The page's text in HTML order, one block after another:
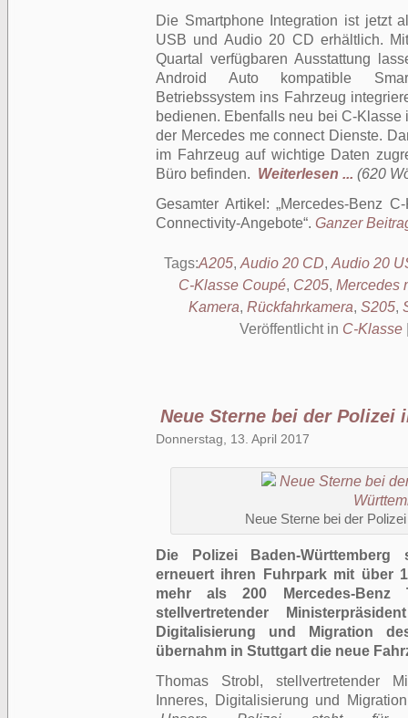
Die Smartphone Integration ist jetzt
USB und Audio 20 CD erhältlich.
Quartal verfügbaren Ausstattung
Android Auto kompatible
Betriebssystem ins Fahrzeug
bedienen. Ebenfalls neu bei C-
der Mercedes me connect Dienste.
im Fahrzeug auf wichtige Daten
Büro befinden. Weiterlesen ... (620
Gesamter Artikel:
Mercedes-Benz
Connectivity-Angebote . Ganzer
Tags:A205, Audio 20 CD, Audio 20
C-Klasse Coupé, C205, Mercedes
Kamera, Rückfahrkamera, S205,
Veröffentlicht in C-Klasse
Neue Sterne bei der Polizei
Donnerstag, 13. April 2017
Neue Sterne bei der
Die Polizei Baden-
erneuert ihren Fuhrpark mit über
mehr als 200 Mercedes-Benz
stellvertretender
Digitalisierung und Migration
übernahm in Stuttgart die neue
Thomas Strobl, stellvertretender
Inneres, Digitalisierung und